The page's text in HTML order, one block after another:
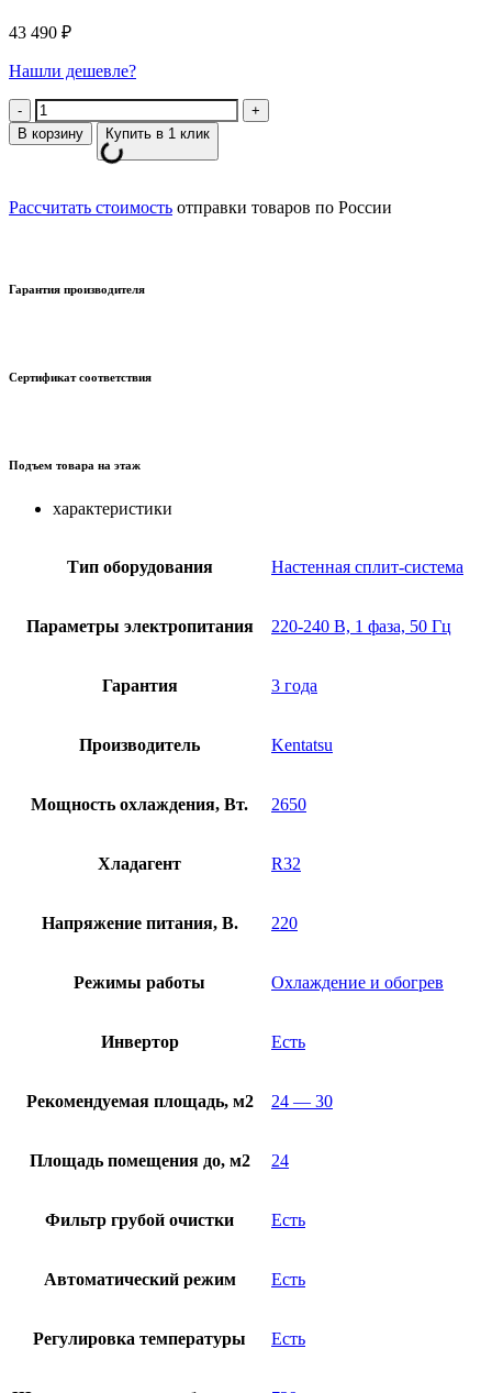
43 490 ₽
Нашли дешевле?
Количество
В корзину Купить в 1 клик
Рассчитать стоимость отправки товаров по России
Гарантия производителя
Сертификат соответствия
Подъем товара на этаж
характеристики
Тип оборудования Настенная сплит-система
Параметры электропитания 220-240 В, 1 фаза, 50 Гц
Гарантия 3 года
Производитель Kentatsu
Мощность охлаждения, Вт. 2650
Хладагент R32
Напряжение питания, В. 220
Режимы работы Охлаждение и обогрев
Инвертор Есть
Рекомендуемая площадь, м2 24 — 30
Площадь помещения до, м2 24
Фильтр грубой очистки Есть
Автоматический режим Есть
Регулировка температуры Есть